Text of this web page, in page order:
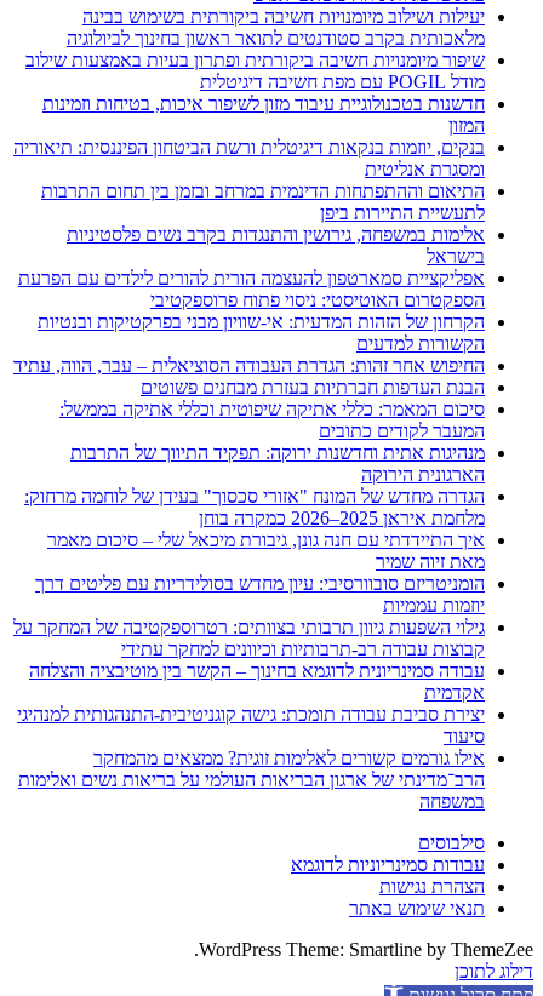
יעילות ושילוב מיומנויות חשיבה ביקורתית בשימוש בבינה
מלאכותית בקרב סטודנטים לתואר ראשון בחינוך לביולוגיה
שיפור מיומנויות חשיבה ביקורתית ופתרון בעיות באמצעות שילוב
מודל POGIL עם מפת חשיבה דיגיטלית
חדשנות בטכנולוגיית עיבוד מזון לשיפור איכות, בטיחות וזמינות
המזון
בנקים, יוזמות בנקאות דיגיטלית ורשת הביטחון הפיננסית: תיאוריה
ומסגרת אנליטית
התיאום וההתפתחות הדינמית במרחב ובזמן בין תחום התרבות
לתעשיית התיירות ביפן
אלימות במשפחה, גירושין והתנגדות בקרב נשים פלסטיניות
בישראל
אפליקציית סמארטפון להעצמה הורית להורים לילדים עם הפרעת
הספקטרום האוטיסטי: ניסוי פתוח פרוספקטיבי
הקרחון של הזהות המדעית: אי-שוויון מבני בפרקטיקות ובנטיות
הקשורות למדעים
החיפוש אחר זהות: הגדרת העבודה הסוציאלית – עבר, הווה, עתיד
הבנת העדפות חברתיות בעזרת מבחנים פשוטים
סיכום המאמר: כללי אתיקה שיפוטית וכללי אתיקה בממשל:
המעבר לקודים כתובים
מנהיגות אתית וחדשנות ירוקה: תפקיד התיווך של התרבות
הארגונית הירוקה
הגדרה מחדש של המונח "אזורי סכסוך" בעידן של לוחמה מרחוק:
מלחמת איראן 2025–2026 כמקרה בוחן
איך התיידדתי עם חנה גונן, גיבורת מיכאל שלי – סיכום מאמר
מאת זיוה שמיר
הומניטריזם סובוורסיבי: עיון מחדש בסולידריות עם פליטים דרך
יוזמות עממיות
גילוי השפעות גיוון תרבותי בצוותים: רטרוספקטיבה של המחקר על
קבוצות עבודה רב-תרבותיות וכיוונים למחקר עתידי
עבודה סמינריונית לדוגמא בחינוך – הקשר בין מוטיבציה והצלחה
אקדמית
יצירת סביבת עבודה תומכת: גישה קוגניטיבית-התנהגותית למנהיגי
סיעוד
אילו גורמים קשורים לאלימות זוגית? ממצאים מהמחקר
הרב־מדינתי של ארגון הבריאות העולמי על בריאות נשים ואלימות
במשפחה
סילבוסים
עבודות סמינריוניות לדוגמא
הצהרת נגישות
תנאי שימוש באתר
WordPress Theme: Smartline by ThemeZee.
דילוג לתוכן